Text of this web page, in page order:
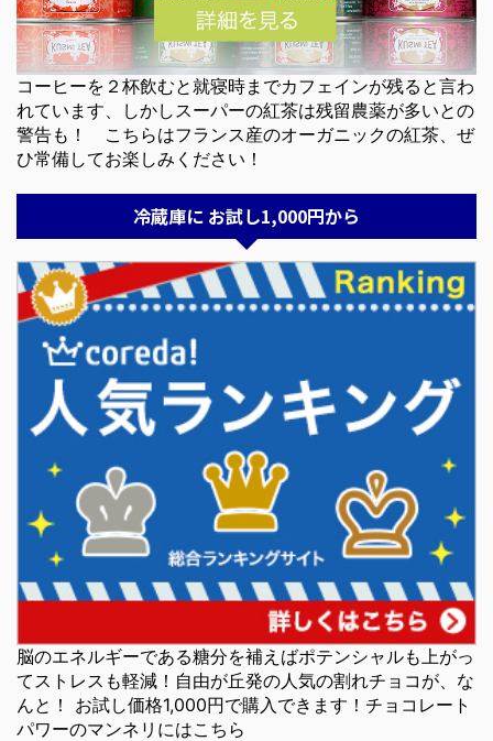
コーヒーを２杯飲むと就寝時までカフェインが残ると言わ
れています、しかしスーパーの紅茶は残留農薬が多いとの
警告も！ こちらはフランス産のオーガニックの紅茶、ぜ
ひ常備してお楽しみください！
冷蔵庫に お試し1,000円から
脳のエネルギーである糖分を補えばポテンシャルも上がっ
てストレスも軽減！自由が丘発の人気の割れチョコが、な
んと！ お試し価格1,000円で購入できます！チョコレート
パワーのマンネリにはこちら